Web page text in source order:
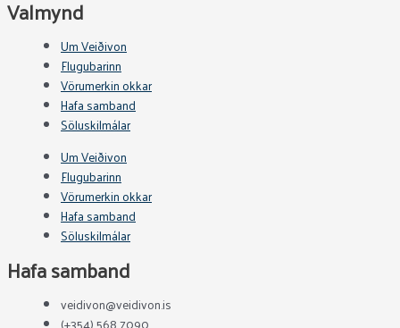
Valmynd
Um Veiðivon
Flugubarinn
Vörumerkin okkar
Hafa samband
Söluskilmálar
Um Veiðivon
Flugubarinn
Vörumerkin okkar
Hafa samband
Söluskilmálar
Hafa samband
veidivon@veidivon.is